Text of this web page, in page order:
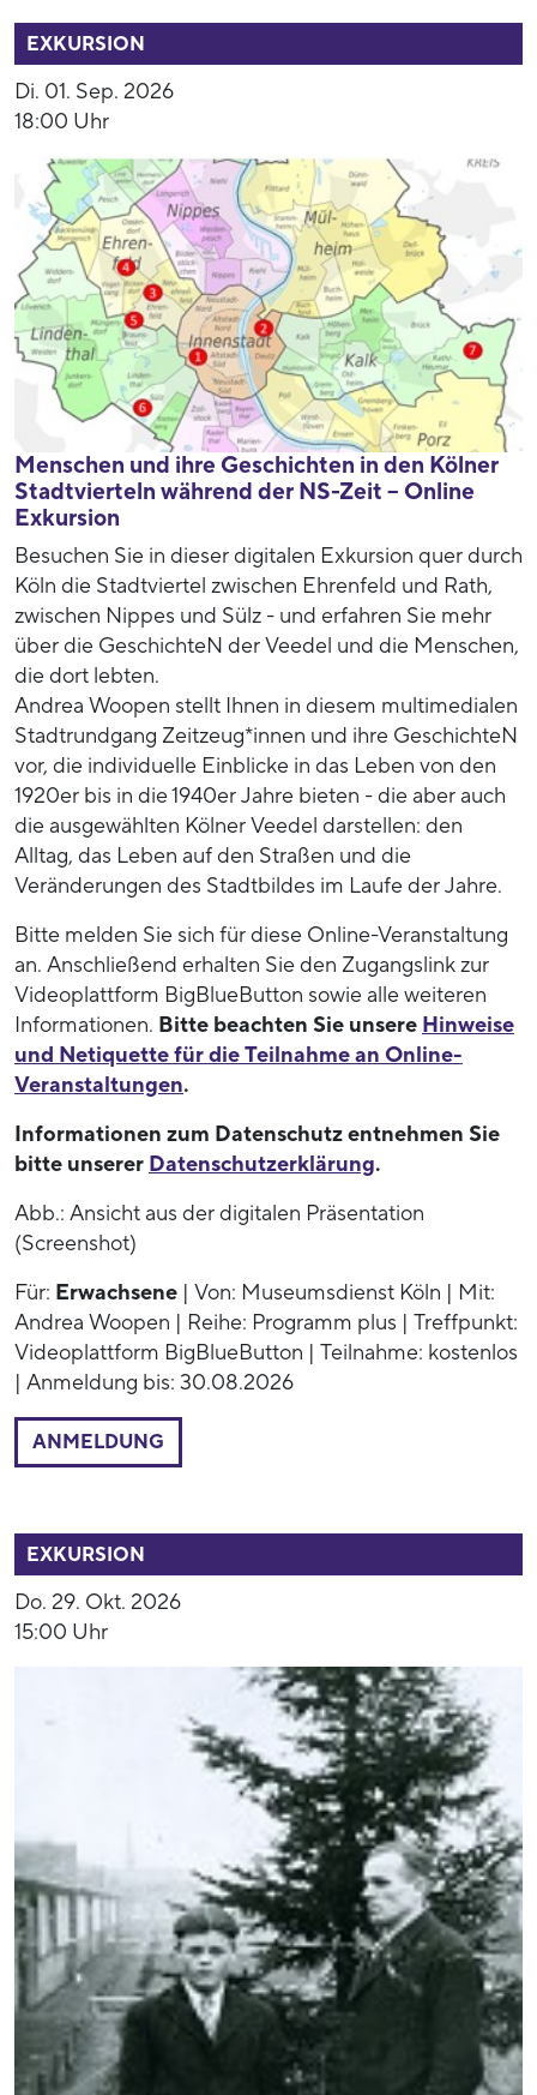
EXKURSION
Di. 01. Sep. 2026
18:00 Uhr
Menschen und ihre Geschichten in den Kölner
Stadtvierteln während der NS-Zeit – Online
Exkursion
Besuchen Sie in dieser digitalen Exkursion quer durch
Köln die Stadtviertel zwischen Ehrenfeld und Rath,
zwischen Nippes und Sülz - und erfahren Sie mehr
über die GeschichteN der Veedel und die Menschen,
die dort lebten.
Andrea Woopen stellt Ihnen in diesem multimedialen
Stadtrundgang Zeitzeug*innen und ihre GeschichteN
vor, die individuelle Einblicke in das Leben von den
1920er bis in die 1940er Jahre bieten - die aber auch
die ausgewählten Kölner Veedel darstellen: den
Alltag, das Leben auf den Straßen und die
Veränderungen des Stadtbildes im Laufe der Jahre.
Bitte melden Sie sich für diese Online-Veranstaltung
an. Anschließend erhalten Sie den Zugangslink zur
Videoplattform BigBlueButton sowie alle weiteren
Informationen. Bitte beachten Sie unsere Hinweise
und Netiquette für die Teilnahme an Online-
Veranstaltungen.
Informationen zum Datenschutz entnehmen Sie
bitte unserer Datenschutzerklärung.
Abb.: Ansicht aus der digitalen Präsentation
(Screenshot)
Für: Erwachsene | Von: Museumsdienst Köln | Mit:
Andrea Woopen | Reihe: Programm plus | Treffpunkt:
Videoplattform BigBlueButton | Teilnahme: kostenlos
| Anmeldung bis: 30.08.2026
ANMELDUNG
EXKURSION
Do. 29. Okt. 2026
15:00 Uhr